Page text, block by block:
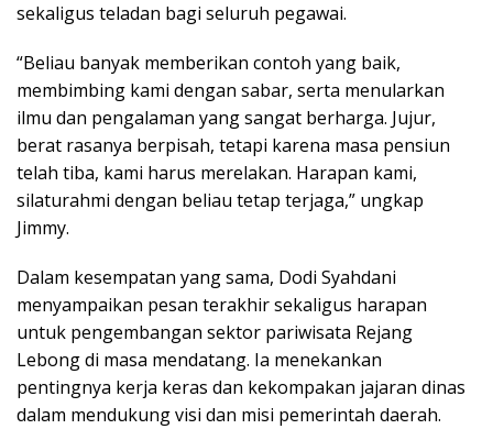
sekaligus teladan bagi seluruh pegawai.
“Beliau banyak memberikan contoh yang baik,
membimbing kami dengan sabar, serta menularkan
ilmu dan pengalaman yang sangat berharga. Jujur,
berat rasanya berpisah, tetapi karena masa pensiun
telah tiba, kami harus merelakan. Harapan kami,
silaturahmi dengan beliau tetap terjaga,” ungkap
Jimmy.
Dalam kesempatan yang sama, Dodi Syahdani
menyampaikan pesan terakhir sekaligus harapan
untuk pengembangan sektor pariwisata Rejang
Lebong di masa mendatang. Ia menekankan
pentingnya kerja keras dan kekompakan jajaran dinas
dalam mendukung visi dan misi pemerintah daerah.